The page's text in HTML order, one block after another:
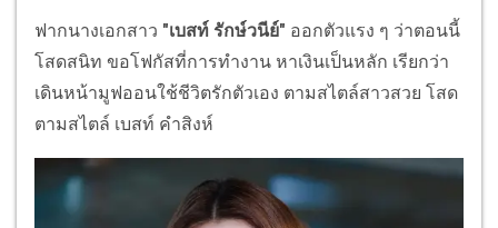
ฟากนางเอกสาว "เบสท์ รักษ์วนีย์" ออกตัวแรง ๆ ว่าตอนนี้
โสดสนิท ขอโฟกัสที่การทำงาน หาเงินเป็นหลัก เรียกว่า
เดินหน้ามูฟออนใช้ชีวิตรักตัวเอง ตามสไตล์สาวสวย โสด
ตามสไตล์ เบสท์ คำสิงห์